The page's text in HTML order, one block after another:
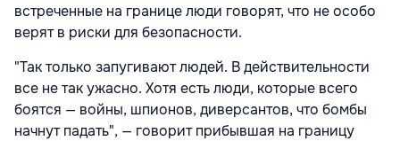
встреченные на границе люди говорят, что не особо
верят в риски для безопасности.
"Так только запугивают людей. В действительности
все не так ужасно. Хотя есть люди, которые всего
боятся — войны, шпионов, диверсантов, что бомбы
начнут падать", — говорит прибывшая на границу